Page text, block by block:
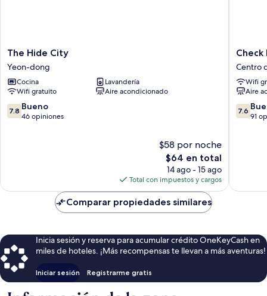
The
Hide
City
Yeon-
dong
The Hide City
Yeon-dong
Cocina
Lavandería
Wifi gratuito
Aire acondicionado
7.8
de
7.8 Bueno
46 opiniones
$58 por noche
El
precio
actual
es
de
$64
$64 en total
14 ago - 15 ago
Total con impuestos y cargos
Check
Inn
Hotel
Jeju
Centro
de
la
Check
Centro
Wifi
Aire
7.6
de
7.6
91
Comparar propiedades similares
Inicia sesión y reserva para acumular crédito OneKeyCash en
miles de hoteles. ¡Más recompensas te llevan a más aventuras!
Iniciar sesión Registrarme gratis